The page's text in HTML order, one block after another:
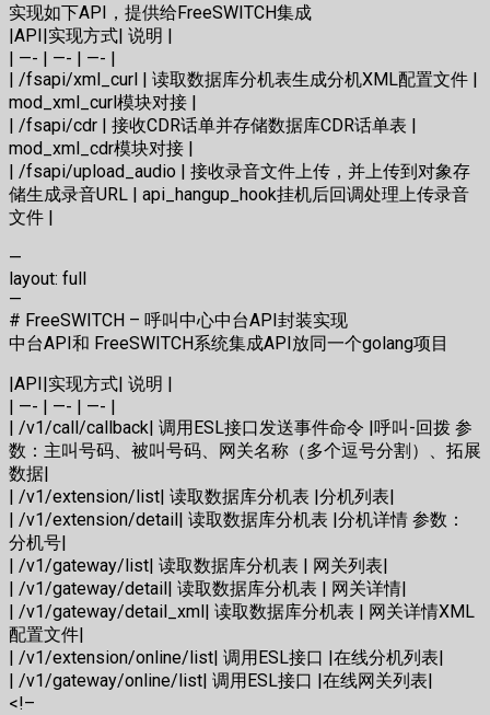
实现如下API，提供给FreeSWITCH集成
|API|实现方式| 说明 |
| —- | —- | —- |
| /fsapi/xml_curl | 读取数据库分机表生成分机XML配置文件 |
mod_xml_curl模块对接 |
| /fsapi/cdr | 接收CDR话单并存储数据库CDR话单表 |
mod_xml_cdr模块对接 |
| /fsapi/upload_audio | 接收录音文件上传，并上传到对象存
储生成录音URL | api_hangup_hook挂机后回调处理上传录音
文件 |
—
layout: full
—
# FreeSWITCH – 呼叫中心中台API封装实现
中台API和 FreeSWITCH系统集成API放同一个golang项目
|API|实现方式| 说明 |
| —- | —- | —- |
| /v1/call/callback| 调用ESL接口发送事件命令 |呼叫-回拨 参
数：主叫号码、被叫号码、网关名称（多个逗号分割）、拓展
数据|
| /v1/extension/list| 读取数据库分机表 |分机列表|
| /v1/extension/detail| 读取数据库分机表 |分机详情 参数：
分机号|
| /v1/gateway/list| 读取数据库分机表 | 网关列表|
| /v1/gateway/detail| 读取数据库分机表 | 网关详情|
| /v1/gateway/detail_xml| 读取数据库分机表 | 网关详情XML
配置文件|
| /v1/extension/online/list| 调用ESL接口 |在线分机列表|
| /v1/gateway/online/list| 调用ESL接口 |在线网关列表|
<!–